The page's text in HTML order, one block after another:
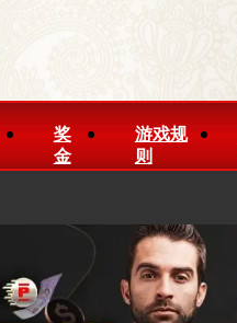
奖
金
游戏规
则